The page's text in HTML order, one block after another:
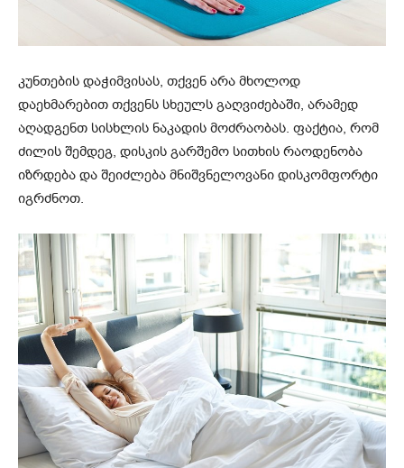
კუნთების დაჭიმვისას, თქვენ არა მხოლოდ
დაეხმარებით თქვენს სხეულს გაღვიძებაში, არამედ
აღადგენთ სისხლის ნაკადის მოძრაობას. ფაქტია, რომ
ძილის შემდეგ, დისკის გარშემო სითხის რაოდენობა
იზრდება და შეიძლება მნიშვნელოვანი დისკომფორტი
იგრძნოთ.